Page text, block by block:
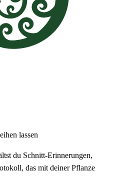
lassen
du Schnitt-Erinnerungen,
das mit deiner Pflanze